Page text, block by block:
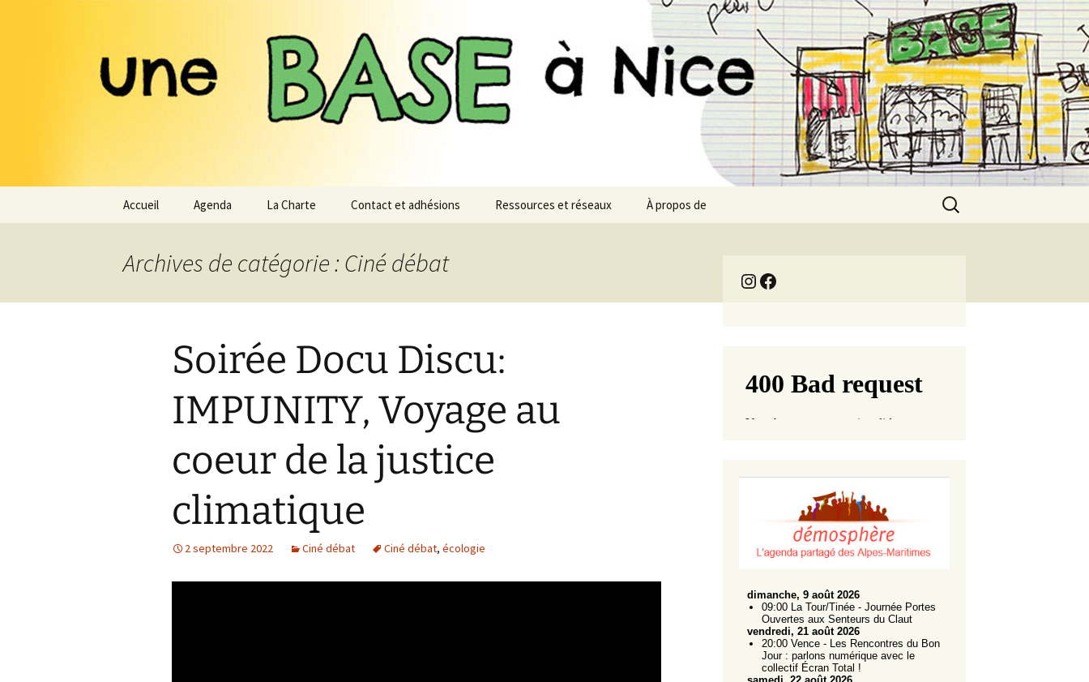
Une Base à Nice
Accueil Agenda La Charte Contact et adhésions Ressources et réseaux À propos de
Rechercher :
Archives de catégorie : Ciné débat
Soirée Docu Discu:
IMPUNITY, Voyage au
coeur de la justice
climatique
2 septembre 2022 Ciné débat Ciné débat, écologie
Instagram
Facebook